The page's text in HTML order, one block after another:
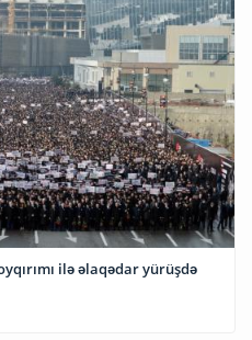
ilə əlaqədar yürüşdə